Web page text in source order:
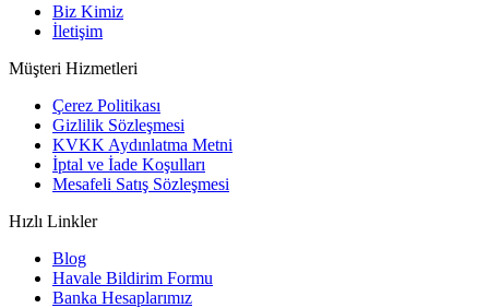
Biz Kimiz
İletişim
Müşteri Hizmetleri
Çerez Politikası
Gizlilik Sözleşmesi
KVKK Aydınlatma Metni
İptal ve İade Koşulları
Mesafeli Satış Sözleşmesi
Hızlı Linkler
Blog
Havale Bildirim Formu
Banka Hesaplarımız